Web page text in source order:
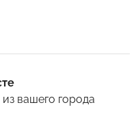
из вашего города